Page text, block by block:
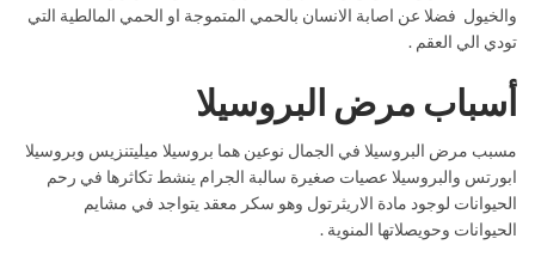
والخيول فضلا عن اصابة الانسان بالحمي المتموجة او الحمي المالطية التي
تودي الي العقم .
أسباب مرض البروسيلا
مسبب مرض البروسيلا في الجمال نوعين هما بروسيلا ميليتنزيس وبروسيلا
ابورتس والبروسيلا عصيات صغيرة سالبة الجرام ينشط تكاثرها في رحم
الحيوانات لوجود مادة الاريثرتول وهو سكر معقد يتواجد في مشايم
الحيوانات وحويصلاتها المنوية .